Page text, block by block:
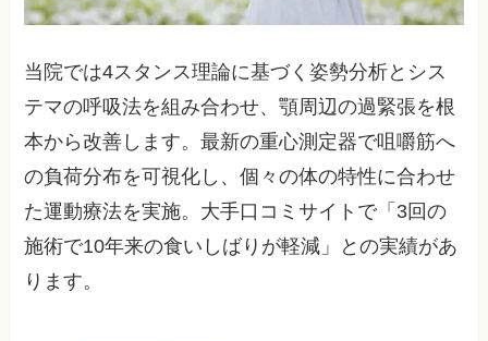
当院では4スタンス理論に基づく姿勢分析とシス
テマの呼吸法を組み合わせ、顎周辺の過緊張を根
本から改善します。最新の重心測定器で咀嚼筋へ
の負荷分布を可視化し、個々の体の特性に合わせ
た運動療法を実施。大手口コミサイトで「3回の
施術で10年来の食いしばりが軽減」との実績があ
ります。